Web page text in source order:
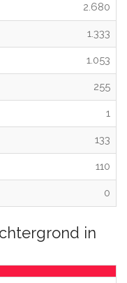
2.680
1.333
1.053
255
1
133
110
0
in